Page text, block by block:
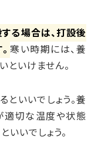
る場合は、打設後
寒い時期には、養
いけません。
いいでしょう。養
適切な温度や状態
いいでしょう。